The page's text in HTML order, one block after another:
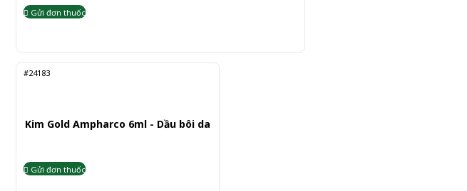
Gửi đơn thuốc
#24183
Kim Gold Ampharco 6ml - Dầu bôi da
Gửi đơn thuốc